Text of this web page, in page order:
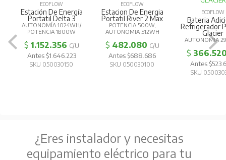
ECOFLOW
Estación De Energía
Portatil Delta 3
AUTONOMÍA 1024WH/
POTENCIA 1800W
$ 1.152.356 C/U
Antes $1.646.223
SKU 050030150
ECOFLOW
Estacion De Energia
Portatil River 2 Max
POTENCIA 500W,
AUTONOMIA 512WH
$ 482.080 C/U
Antes $688.686
SKU 050030100
ECOFLOW
Bateria
Refrigerador
Glacier
AUTONOMIA
$
Antes
SKU
¿Eres instalador y necesitas
equipamiento eléctrico para tu